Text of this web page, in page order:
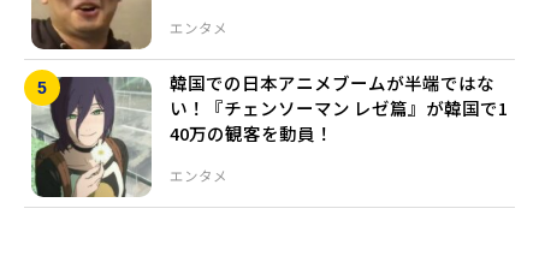
エンタメ
エンタメ
韓国での日本アニメブームが半端ではな
い！『チェンソーマン レゼ篇』が韓国で1
40万の観客を動員！